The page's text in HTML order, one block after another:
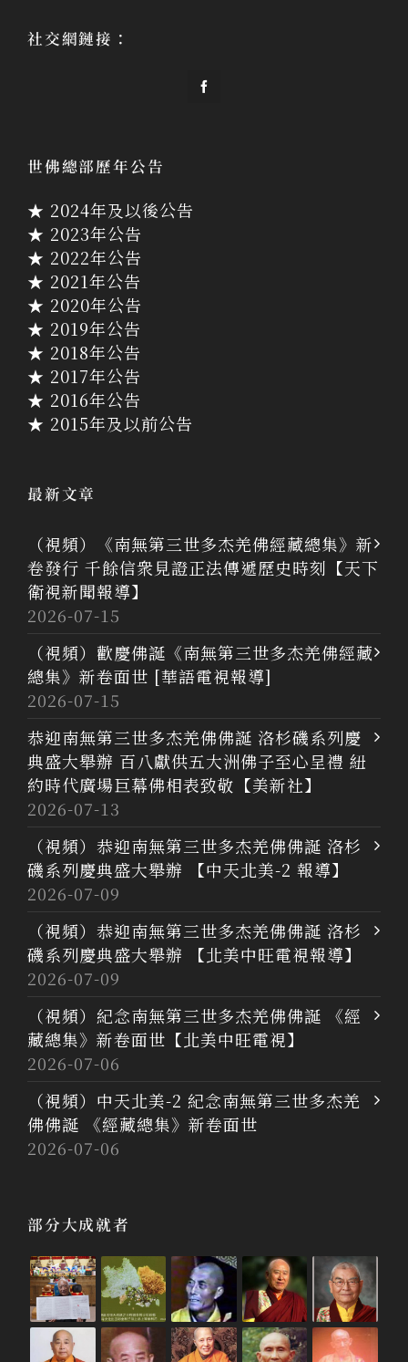
社交網鏈接：
世佛總部歷年公告
★ 2024年及以後公告
★ 2023年公告
★ 2022年公告
★ 2021年公告
★ 2020年公告
★ 2019年公告
★ 2018年公告
★ 2017年公告
★ 2016年公告
★ 2015年及以前公告
最新文章
（視頻）《南無第三世多杰羌佛經藏總集》新
卷發行 千餘信衆見證正法傳遞歷史時刻【天下
衛視新聞報導】
2026-07-15
（視頻）歡慶佛誕《南無第三世多杰羌佛經藏
總集》新卷面世 [華語電視報導]
2026-07-15
恭迎南無第三世多杰羌佛佛誕 洛杉磯系列慶
典盛大舉辦 百八獻供五大洲佛子至心呈禮 紐
約時代廣場巨幕佛相表致敬【美新社】
2026-07-13
（視頻）恭迎南無第三世多杰羌佛佛誕 洛杉
磯系列慶典盛大舉辦 【中天北美-2 報導】
2026-07-09
（視頻）恭迎南無第三世多杰羌佛佛誕 洛杉
磯系列慶典盛大舉辦 【北美中旺電視報導】
2026-07-09
（視頻）紀念南無第三世多杰羌佛佛誕 《經
藏總集》新卷面世【北美中旺電視】
2026-07-06
（視頻）中天北美-2 紀念南無第三世多杰羌
佛佛誕 《經藏總集》新卷面世
2026-07-06
部分大成就者